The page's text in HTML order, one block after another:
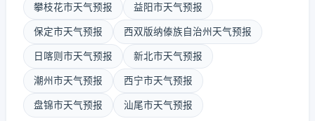
攀枝花市天气预报 益阳市天气预报
保定市天气预报 西双版纳傣族自治州天气预报
日喀则市天气预报 新北市天气预报
潮州市天气预报 西宁市天气预报
盘锦市天气预报 汕尾市天气预报